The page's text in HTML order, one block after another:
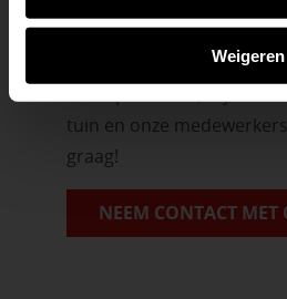
Weigeren
Vrijblijvend
tuin en onze
graag!
NEEM CONTACT MET